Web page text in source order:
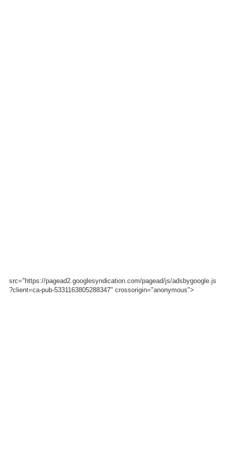
src="https://pagead2.googlesyndication.com/pagead/js/adsbygoogle.js
?client=ca-pub-5331163805288347" crossorigin="anonymous">